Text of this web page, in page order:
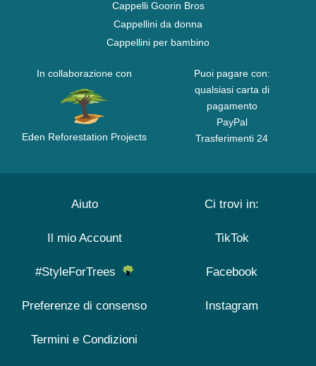
Cappelli Goorin Bros
Cappellini da donna
Cappellini per bambino
In collaborazione con
Eden Reforestation Projects
Puoi pagare con:
qualsiasi carta di
pagamento
PayPal
Trasferimenti 24
Aiuto
Il mio Account
#StyleForTrees
Preferenze di consenso
Termini e Condizioni
Ci trovi in:
TikTok
Facebook
Instagram